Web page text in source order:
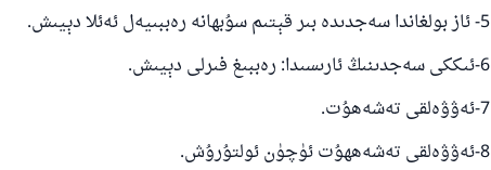
5- ئاز بولغاندا سەجدىدە بىر قېتىم سۇبھانە رەببىيەل ئەئلا دېيىش.
6-ئىككى سەجدىنىڭ ئارىسىدا: رەببىغ فىرلى دېيىش.
7-ئەۋۋەلقى تەشەھۇت.
8-ئەۋۋەلقى تەشەھھۇت ئۈچۈن ئولتۇرۇش.
پەيغەمبەرئەلەيھىسسالام مۇنداق دېگەن:
ياخشىلىققا باشلارپ قويغان كىشى قىلغۇچىغا ئوخشاش
مۇسلىم رىۋايەت قىلغان (1893) ھەدىس